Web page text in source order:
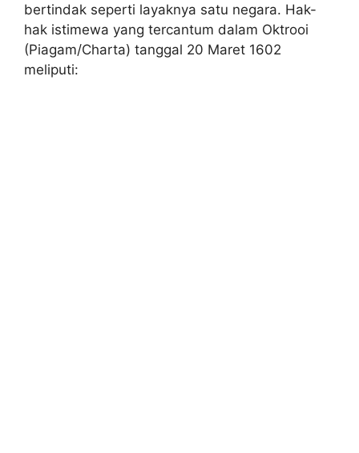
bertindak seperti layaknya satu negara. Hak-
hak istimewa yang tercantum dalam Oktrooi
(Piagam/Charta) tanggal 20 Maret 1602
meliputi: